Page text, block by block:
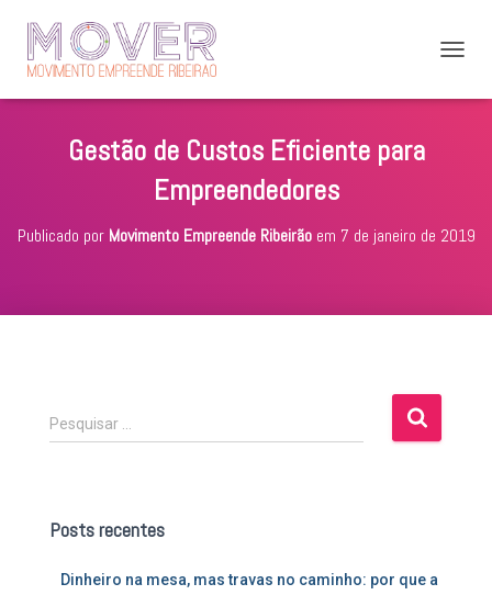
N
G
Gestão de Custos Eficiente para
Empreendedores
Publicado por Movimento Empreende Ribeirãoem 7 de janeiro de 2019
P
e
i
Pesquisar …
Posts recentes
Dinheiro na mesa, mas travas no caminho: por que a